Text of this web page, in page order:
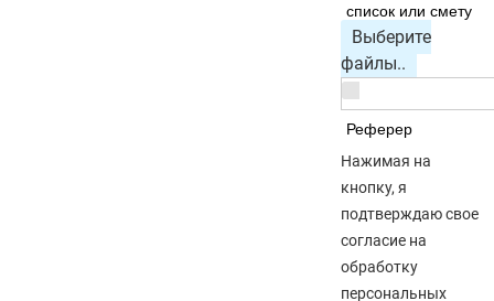
список или смету
Выберите
файлы..
Реферер
Нажимая на
кнопку, я
подтверждаю свое
согласие на
обработку
персональных